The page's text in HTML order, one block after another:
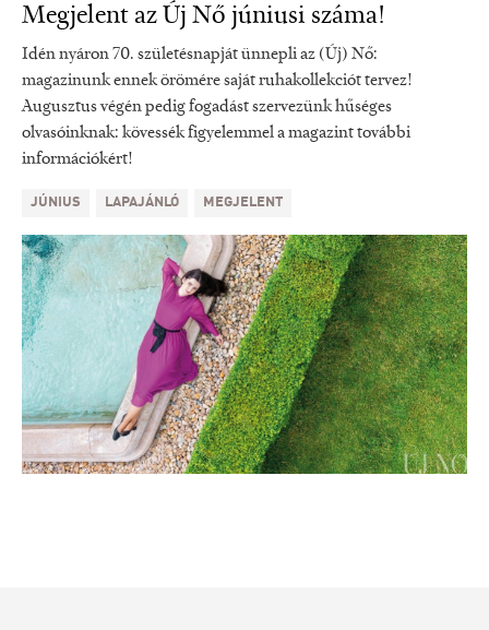
Megjelent az Új Nő júniusi száma!
Idén nyáron 70. születésnapját ünnepli az (Új) Nő:
magazinunk ennek örömére saját ruhakollekciót tervez!
Augusztus végén pedig fogadást szervezünk hűséges
olvasóinknak: kövessék figyelemmel a magazint további
információkért!
JÚNIUS LAPAJÁNLÓ MEGJELENT